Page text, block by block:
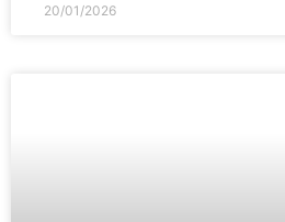
20/01/2026